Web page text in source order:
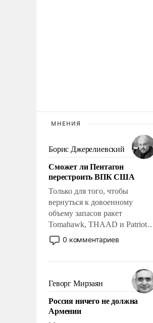
МНЕНИЯ
Борис Джерелиевский
Сможет ли Пентагон
перестроить ВПК США
Только для того, чтобы
вернуться к довоенному
объему запасов ракет
Tomahawk, THAAD и Patriot
США потребуется более трех
лет. Даже небольшая война с
Сложившаяся ситуация
означает многолетний период
уязвимости США, например,
перед Китаем.
0 комментариев
Геворг Мирзаян
Россия ничего не должна
Армении